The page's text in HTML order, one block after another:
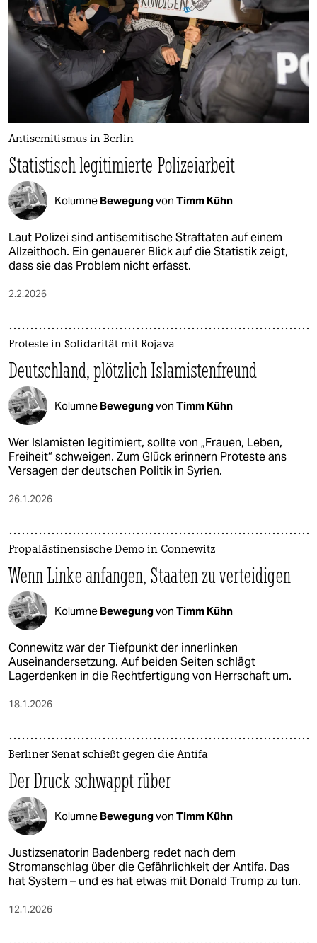
Antisemitismus in Berlin
Statistisch legitimierte Polizeiarbeit
Kolumne Bewegungvon Timm Kühn
Laut Polizei sind antisemitische Straftaten auf einem
Allzeithoch. Ein genauerer Blick auf die Statistik zeigt,
dass sie das Problem nicht erfasst.
2.2.2026
Proteste in Solidarität mit Rojava
Deutschland, plötzlich Islamistenfreund
Kolumne Bewegungvon Timm Kühn
Wer Islamisten legitimiert, sollte von „Frauen, Leben,
Freiheit“ schweigen. Zum Glück erinnern Proteste ans
Versagen der deutschen Politik in Syrien.
26.1.2026
Propalästinensische Demo in Connewitz
Wenn Linke anfangen, Staaten zu verteidigen
Kolumne Bewegungvon Timm Kühn
Connewitz war der Tiefpunkt der innerlinken
Auseinandersetzung. Auf beiden Seiten schlägt
Lagerdenken in die Rechtfertigung von Herrschaft um.
18.1.2026
Berliner Senat schießt gegen die Antifa
Der Druck schwappt rüber
Kolumne Bewegungvon Timm Kühn
Justizsenatorin Badenberg redet nach dem
Stromanschlag über die Gefährlichkeit der Antifa. Das
hat System – und es hat etwas mit Donald Trump zu tun.
12.1.2026